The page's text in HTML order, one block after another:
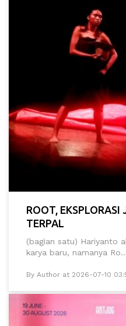
ROOT, EKSPLORASI
TERPAL
(bagian satu) Hariyanto
karya baru, namanya
By Author at 2026-07-10